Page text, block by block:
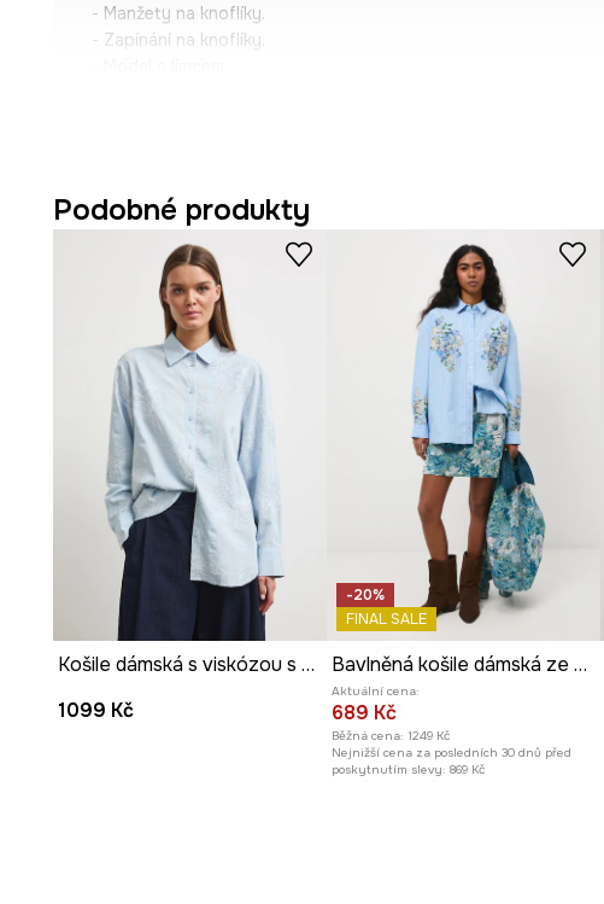
- Manžety na knoflíky.
- Zapínání na knoflíky.
- Šířka poprsí: 60 cm.
- Rozměry pro velikost: S.
Podobné produkty
Košile dámská s viskózou s výšivkami
1099 Kč
-20%
FINAL SALE
Bavlněná košile dámská ze speciální kolekce Eviva L'arte
Aktuální cena:
689 Kč
Běžná cena: 1249 Kč
Nejnižší cena za posledních 30 dnů před
poskytnutím slevy: 869 Kč